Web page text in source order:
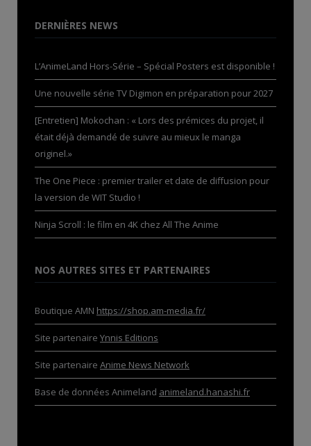
DERNIÈRES NEWS
L’AnimeLand Hors-Série – Spécial Posters est disponible !
Une nouvelle série TV Digimon en préparation pour 2027
[Entretien] Mokochan : « Lors des prémices du projet, il
était déjà demandé de suivre au mieux le manga
originel.»
The One Piece : premier trailer et date de diffusion pour
la version de WIT Studio !
Ninja Scroll : le film en 4K chez All The Anime
NOS AUTRES SITES ET PARTENAIRES
Boutique AMN https://shop.am-media.fr/
Site partenaire Ynnis Editions
Site partenaire Anime News Network
Base de données Animeland animeland.hanashi.fr